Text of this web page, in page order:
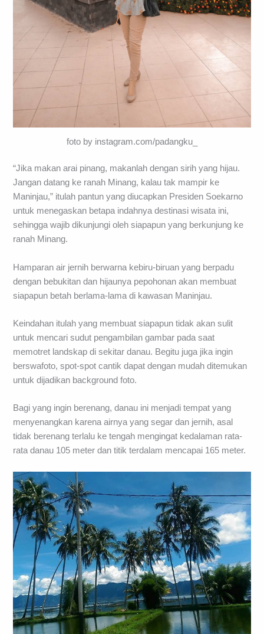
foto by instagram.com/padangku_
“Jika makan arai pinang, makanlah dengan sirih yang hijau.
Jangan datang ke ranah Minang, kalau tak mampir ke
Maninjau,” itulah pantun yang diucapkan Presiden Soekarno
untuk menegaskan betapa indahnya destinasi wisata ini,
sehingga wajib dikunjungi oleh siapapun yang berkunjung ke
ranah Minang.
Hamparan air jernih berwarna kebiru-biruan yang berpadu
dengan bebukitan dan hijaunya pepohonan akan membuat
siapapun betah berlama-lama di kawasan Maninjau.
Keindahan itulah yang membuat siapapun tidak akan sulit
untuk mencari sudut pengambilan gambar pada saat
memotret landskap di sekitar danau. Begitu juga jika ingin
berswafoto, spot-spot cantik dapat dengan mudah ditemukan
untuk dijadikan background foto.
Bagi yang ingin berenang, danau ini menjadi tempat yang
menyenangkan karena airnya yang segar dan jernih, asal
tidak berenang terlalu ke tengah mengingat kedalaman rata-
rata danau 105 meter dan titik terdalam mencapai 165 meter.